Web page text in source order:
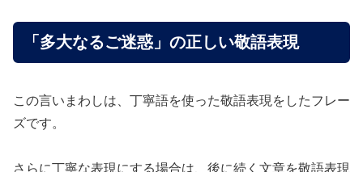
「多大なるご迷惑」の正しい敬語表現
この言いまわしは、丁寧語を使った敬語表現をしたフレー
ズです。
さらに丁寧な表現にする場合は、後に続く文章を敬語表現